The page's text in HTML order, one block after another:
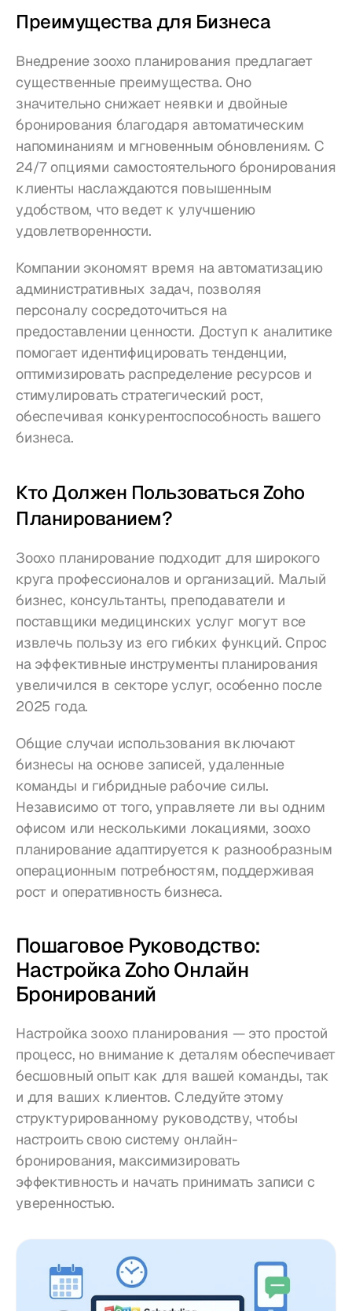
Преимущества для Бизнеса
Внедрение зоохо планирования предлагает
существенные преимущества. Оно
значительно снижает неявки и двойные
бронирования благодаря автоматическим
напоминаниям и мгновенным обновлениям. С
24/7 опциями самостоятельного бронирования
клиенты наслаждаются повышенным
удобством, что ведет к улучшению
удовлетворенности.
Компании экономят время на автоматизацию
административных задач, позволяя
персоналу сосредоточиться на
предоставлении ценности. Доступ к аналитике
помогает идентифицировать тенденции,
оптимизировать распределение ресурсов и
стимулировать стратегический рост,
обеспечивая конкурентоспособность вашего
бизнеса.
Кто Должен Пользоваться Zoho
Планированием?
Зоохо планирование подходит для широкого
круга профессионалов и организаций. Малый
бизнес, консультанты, преподаватели и
поставщики медицинских услуг могут все
извлечь пользу из его гибких функций. Спрос
на эффективные инструменты планирования
увеличился в секторе услуг, особенно после
2025 года.
Общие случаи использования включают
бизнесы на основе записей, удаленные
команды и гибридные рабочие силы.
Независимо от того, управляете ли вы одним
офисом или несколькими локациями, зоохо
планирование адаптируется к разнообразным
операционным потребностям, поддерживая
рост и оперативность бизнеса.
Пошаговое Руководство:
Настройка Zoho Онлайн
Бронирований
Настройка зоохо планирования — это простой
процесс, но внимание к деталям обеспечивает
бесшовный опыт как для вашей команды, так
и для ваших клиентов. Следуйте этому
структурированному руководству, чтобы
настроить свою систему онлайн-
бронирования, максимизировать
эффективность и начать принимать записи с
уверенностью.